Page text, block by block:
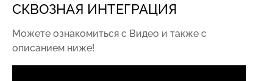
СКВОЗНАЯ ИНТЕГРАЦИЯ
Можете ознакомиться с Видео и также с
описанием ниже!